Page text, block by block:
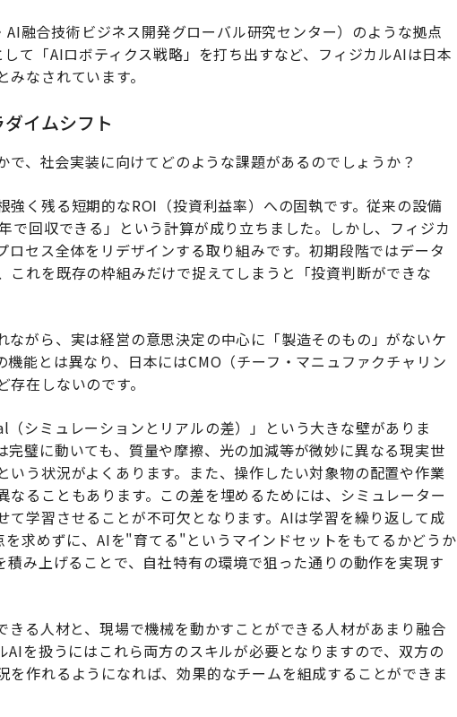
融合技術ビジネス開発グローバル研究センター）のような拠点
て「AIロボティクス戦略」を打ち出すなど、フィジカルAIは日本
なされています。
イムシフト
で、社会実装に向けてどのような課題があるのでしょうか？
強く残る短期的なROI（投資利益率）への固執です。従来の設備
で回収できる」という計算が成り立ちました。しかし、フィジカ
セス全体をリデザインする取り組みです。初期段階ではデータ
これを既存の枠組みだけで捉えてしまうと「投資判断ができな
ながら、実は経営の意思決定の中心に「製造そのもの」がないケ
能とは異なり、日本にはCMO（チーフ・マニュファクチャリン
在しないのです。
シミュレーションとリアルの差）」という大きな壁がありま
完璧に動いても、質量や摩擦、光の加減等が微妙に異なる現実世
いう状況がよくあります。また、操作したい対象物の配置や作業
ることもあります。この差を埋めるためには、シミュレーター
て学習させることが不可欠となります。AIは学習を繰り返して成
求めずに、AIを"育てる"というマインドセットをもてるかどうか
み上げることで、自社特有の環境で狙った通りの動作を実現す
きる人材と、現場で機械を動かすことができる人材があまり融合
AIを扱うにはこれら両方のスキルが必要となりますので、双方の
を作れるようになれば、効果的なチームを組成することができま